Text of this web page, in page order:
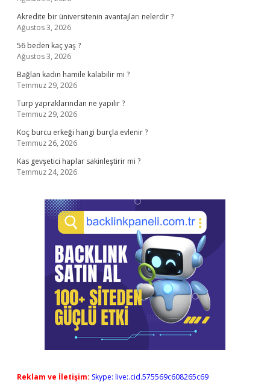
Akredite bir üniversitenin avantajları nelerdir ?
Ağustos 3, 2026
56 beden kaç yaş ?
Ağustos 3, 2026
Bağlan kadın hamile kalabilir mi ?
Temmuz 29, 2026
Turp yapraklarından ne yapılır ?
Temmuz 29, 2026
Koç burcu erkeği hangi burçla evlenir ?
Temmuz 26, 2026
Kas gevşetici haplar sakinleştirir mi ?
Temmuz 24, 2026
Reklam ve İletişim: Skype: live:.cid.575569c608265c69